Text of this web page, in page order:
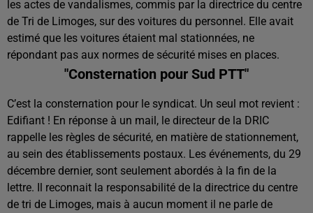
les actes de vandalismes, commis par la directrice du centre
de Tri de Limoges, sur des voitures du personnel. Elle avait
estimé que les voitures étaient mal stationnées, ne
répondant pas aux normes de sécurité mises en places.
"Consternation pour Sud PTT"
C’est la consternation pour le syndicat. Un seul mot revient :
Edifiant ! En réponse à un mail, le directeur de la DRIC
rappelle les règles de sécurité, en matière de stationnement,
au sein des établissements postaux. Les événements, du 29
décembre dernier, sont seulement abordés à la fin de la
lettre. Il reconnait la responsabilité de la directrice du centre
de tri de Limoges, mais à aucun moment il ne parle de